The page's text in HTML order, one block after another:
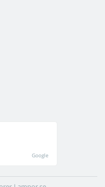
Google